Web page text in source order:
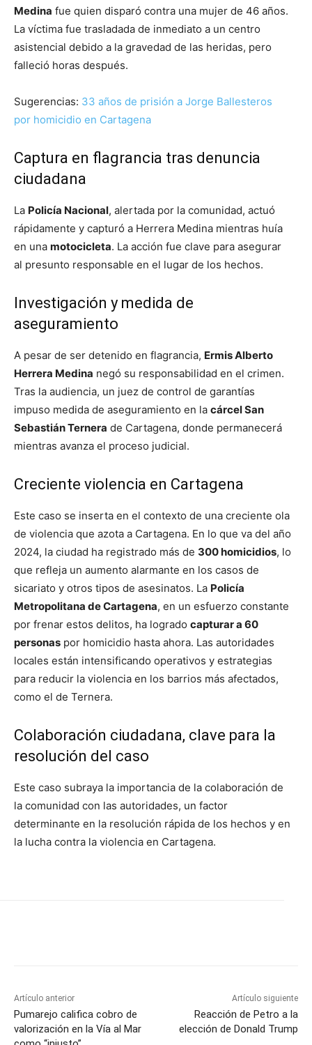
Medina fue quien disparó contra una mujer de 46 años.
La víctima fue trasladada de inmediato a un centro
asistencial debido a la gravedad de las heridas, pero
falleció horas después.
Sugerencias: 33 años de prisión a Jorge Ballesteros
por homicidio en Cartagena
Captura en flagrancia tras denuncia
ciudadana
La Policía Nacional, alertada por la comunidad, actuó
rápidamente y capturó a Herrera Medina mientras huía
en una motocicleta. La acción fue clave para asegurar
al presunto responsable en el lugar de los hechos.
Investigación y medida de
aseguramiento
A pesar de ser detenido en flagrancia, Ermis Alberto
Herrera Medina negó su responsabilidad en el crimen.
Tras la audiencia, un juez de control de garantías
impuso medida de aseguramiento en la cárcel San
Sebastián Ternera de Cartagena, donde permanecerá
mientras avanza el proceso judicial.
Creciente violencia en Cartagena
Este caso se inserta en el contexto de una creciente ola
de violencia que azota a Cartagena. En lo que va del año
2024, la ciudad ha registrado más de 300 homicidios, lo
que refleja un aumento alarmante en los casos de
sicariato y otros tipos de asesinatos. La Policía
Metropolitana de Cartagena, en un esfuerzo constante
por frenar estos delitos, ha logrado capturar a 60
personas por homicidio hasta ahora. Las autoridades
locales están intensificando operativos y estrategias
para reducir la violencia en los barrios más afectados,
como el de Ternera.
Colaboración ciudadana, clave para la
resolución del caso
Este caso subraya la importancia de la colaboración de
la comunidad con las autoridades, un factor
determinante en la resolución rápida de los hechos y en
la lucha contra la violencia en Cartagena.
Artículo anterior
Pumarejo califica cobro de
valorización en la Vía al Mar
Artículo siguiente
Reacción de Petro a la
elección de Donald Trump